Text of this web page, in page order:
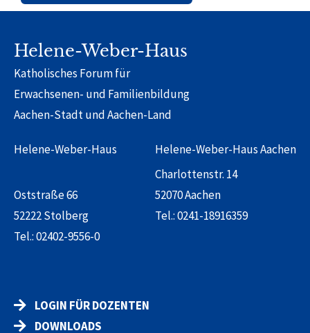
Helene-Weber-Haus
Katholisches Forum für
Erwachsenen- und Familienbildung
Aachen-Stadt und Aachen-Land
Helene-Weber-Haus
Oststraße 66
52222 Stolberg
Tel.:02402-9556-0
Helene-Weber-Haus Aachen
Charlottenstr. 14
52070 Aachen
Tel.:0241-18916359
LOGIN FÜR DOZENTEN
DOWNLOADS